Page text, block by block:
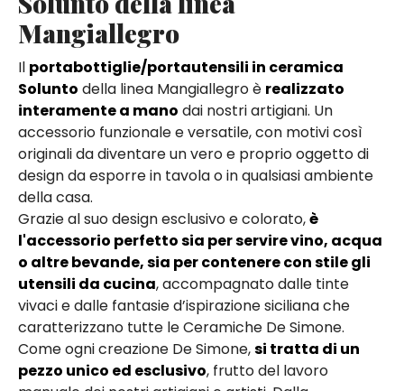
Mangiallegro
Il portabottiglie/portautensili in ceramica
Solunto della linea Mangiallegro è realizzato
interamente a mano dai nostri artigiani. Un
accessorio funzionale e versatile, con motivi così
originali da diventare un vero e proprio oggetto di
design da esporre in tavola o in qualsiasi ambiente
della casa.
Grazie al suo design esclusivo e colorato,è
l'accessorio perfetto sia per servire vino, acqua
o altre bevande, sia per contenere con stile gli
utensili da cucina, accompagnato dalle tinte
vivaci e dalle fantasie d’ispirazione siciliana che
caratterizzano tutte le Ceramiche De Simone.
Come ogni creazione De Simone,si tratta di un
pezzo unico ed esclusivo, frutto del lavoro